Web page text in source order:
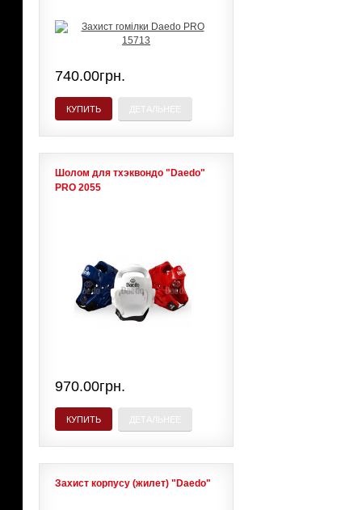
740.00грн.
КУПИТЬ
Шолом для тхэквондо "Daedo"
PRO 2055
970.00грн.
КУПИТЬ
Захист корпусу (жилет) "Daedo"